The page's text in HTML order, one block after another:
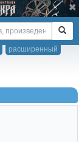
расширенный